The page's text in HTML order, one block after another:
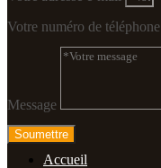
Votre numéro de téléphone
Message
Soumettre
Accueil